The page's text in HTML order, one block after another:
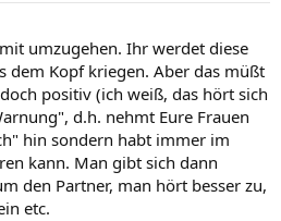
umzugehen. Ihr werdet diese
dem Kopf kriegen. Aber das müßt
positiv (ich weiß, das hört sich
d.h. nehmt Eure Frauen
hin sondern habt immer im
kann. Man gibt sich dann
den Partner, man hört besser zu,
etc.